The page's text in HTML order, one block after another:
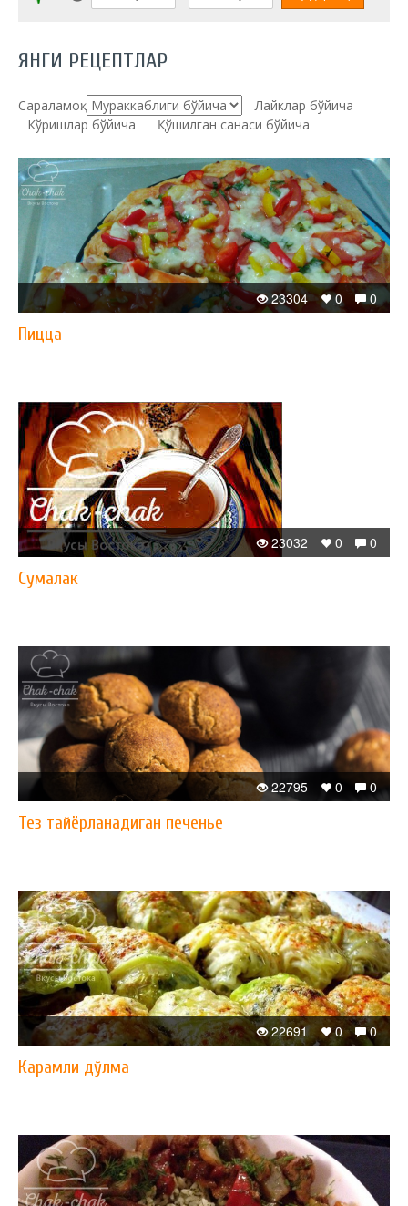
ЯНГИ РЕЦЕПТЛАР
Сараламоқ:
Лайклар бўйича
Кўришлар бўйича
Қўшилган санаси бўйича
0
0
23304
Пицца
0
0
23032
Сумалак
0
0
22795
Тез тайёрланадиган печенье
0
0
22691
Карамли дўлма